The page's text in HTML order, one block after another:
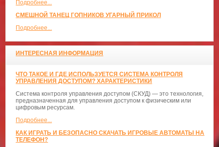
Подробнее...
СМЕШНОЙ ТАНЕЦ ГОПНИКОВ УГАРНЫЙ ПРИКОЛ
Подробнее...
ИНТЕРЕСНАЯ ИНФОРМАЦИЯ
ЧТО ТАКОЕ И ГДЕ ИСПОЛЬЗУЕТСЯ СИСТЕМА КОНТРОЛЯ
УПРАВЛЕНИЯ ДОСТУПОМ? ХАРАКТЕРИСТИКИ
Система контроля управления доступом (СКУД) — это технология,
предназначенная для управления доступом к физическим или
цифровым ресурсам.
Подробнее...
КАК ИГРАТЬ И БЕЗОПАСНО СКАЧАТЬ ИГРОВЫЕ АВТОМАТЫ НА
ТЕЛЕФОН?